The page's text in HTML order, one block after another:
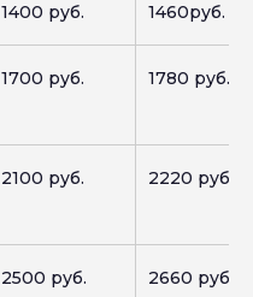
1400 руб. 1460руб.
1700 руб. 1780 руб.
2100 руб. 2220 руб.
2500 руб. 2660 руб.